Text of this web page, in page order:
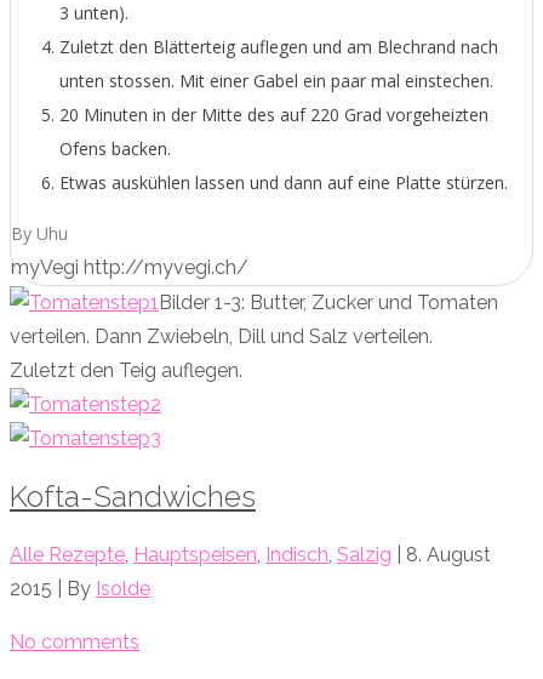
3 unten).
Zuletzt den Blätterteig auflegen und am Blechrand nach
unten stossen. Mit einer Gabel ein paar mal einstechen.
20 Minuten in der Mitte des auf 220 Grad vorgeheizten
Ofens backen.
Etwas auskühlen lassen und dann auf eine Platte stürzen.
By Uhu
myVegi http://myvegi.ch/
Bilder 1-3: Butter, Zucker und Tomaten
verteilen. Dann Zwiebeln, Dill und Salz verteilen.
Zuletzt den Teig auflegen.
Kofta-Sandwiches
Alle Rezepte, Hauptspeisen, Indisch, Salzig | 8. August
2015 | By Isolde
No comments